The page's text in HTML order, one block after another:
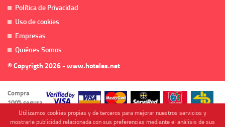
Política de Privacidad
Uso de cookies
Empresas
Quiénes Somos
© Copyrigth 2026 - www.hoteles.net
Compra
100% segura
Utilizamos cookies propias y de terceros para mejorar nuestros servicios y
mostrarle publicidad relacionada con sus preferencias mediante el análisis de sus